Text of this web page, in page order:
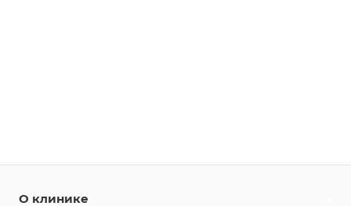
О клинике